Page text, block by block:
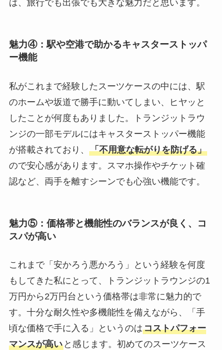
は、旅行でも出張でも大きな魅力だと思います。
魅力④：駅や空港で助かるキャスターストッパ
ー機能
私がこれまで経験したスーツケースの中には、駅
のホームや坂道で勝手に動いてしまい、ヒヤッと
したことが何度もありました。トランジットラウ
ンジの一部モデルにはキャスターストッパー機能
が搭載されており、 「不用意な転がりを防げる」
ので安心感があります。スマホ操作やチケット確
認など、両手を離すシーンでも心強い機能です。
魅力⑤：価格帯と機能性のバランスが良く、コ
スパが高い
これまで「安かろう悪かろう」という経験を何度
もしてきた私にとって、トランジットラウンジの1
万円から2万円台という価格帯は非常に魅力的で
す。十分な耐久性や多機能性を備えながら、「手
頃な価格で手に入る」というのはコストパフォー
マンスが高いと感じます。初めてのスーツケース